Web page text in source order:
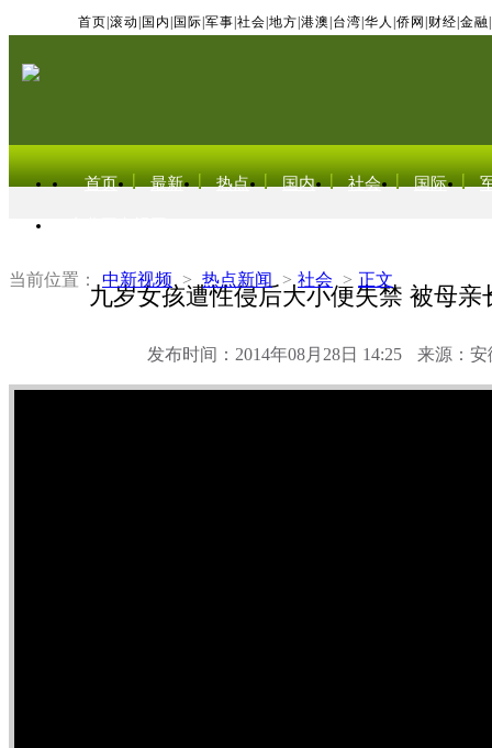
首页 滚动 国内 国际 军事 社会 地方 港澳 台湾 华人 侨网 财经 金融
首页 最新 热点 国内 社会 国际
当前位置： 中新视频 > 热点新闻 > 社会 > 正文
九岁女孩遭性侵后大小便失禁 被母亲
发布时间：2014年08月28日 14:25 来源：安